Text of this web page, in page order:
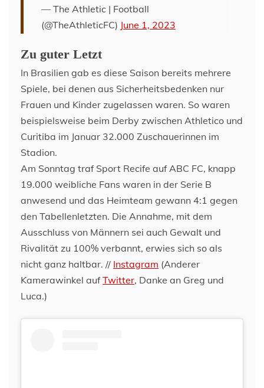
— The Athletic | Football
(@TheAthleticFC) June 1, 2023
Zu guter Letzt
In Brasilien gab es diese Saison bereits mehrere
Spiele, bei denen aus Sicherheitsbedenken nur
Frauen und Kinder zugelassen waren. So waren
beispielsweise beim Derby zwischen Athletico und
Curitiba im Januar 32.000 Zuschauerinnen im
Stadion.
Am Sonntag traf Sport Recife auf ABC FC, knapp
19.000 weibliche Fans waren in der Serie B
anwesend und das Heimteam gewann 4:1 gegen
den Tabellenletzten. Die Annahme, mit dem
Ausschluss von Männern sei auch Gewalt und
Rivalität zu 100% verbannt, erwies sich so als
nicht ganz haltbar. // Instagram (Anderer
Kamerawinkel aufTwitter, Danke an Greg und
Luca.)